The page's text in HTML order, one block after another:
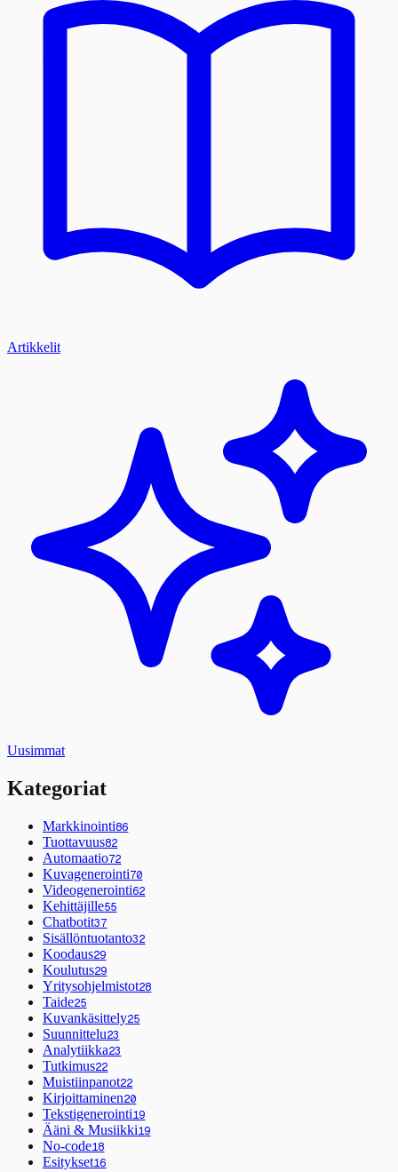
Artikkelit
Uusimmat
Kategoriat
Markkinointi86
Tuottavuus82
Automaatio72
Kuvagenerointi70
Videogenerointi62
Kehittäjille55
Chatbotit37
Sisällöntuotanto32
Koodaus29
Koulutus29
Yritysohjelmistot28
Taide25
Kuvankäsittely25
Suunnittelu23
Analytiikka23
Tutkimus22
Muistiinpanot22
Kirjoittaminen20
Tekstigenerointi19
Ääni & Musiikki19
No-code18
Esitykset16